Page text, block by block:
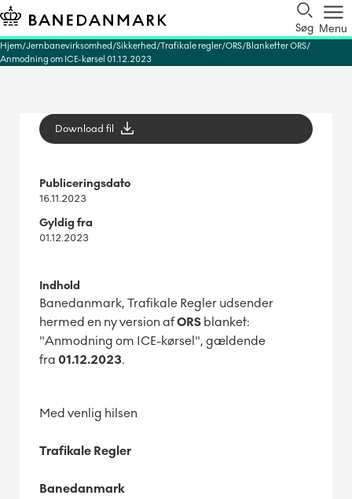
Søg Menu
Hjem Jernbanevirksomhed Sikkerhed Trafikale regler ORS Blanketter ORS
Anmodning om ICE-kørsel 01.12.2023
Download fil
Publiceringsdato
16.11.2023
Gyldig fra
01.12.2023
Indhold
Banedanmark, Trafikale Regler udsender
hermed en ny version afORS blanket:
"Anmodning om ICE-kørsel", gældende
fra 01.12.2023.
Med venlig hilsen
Trafikale Regler
Banedanmark